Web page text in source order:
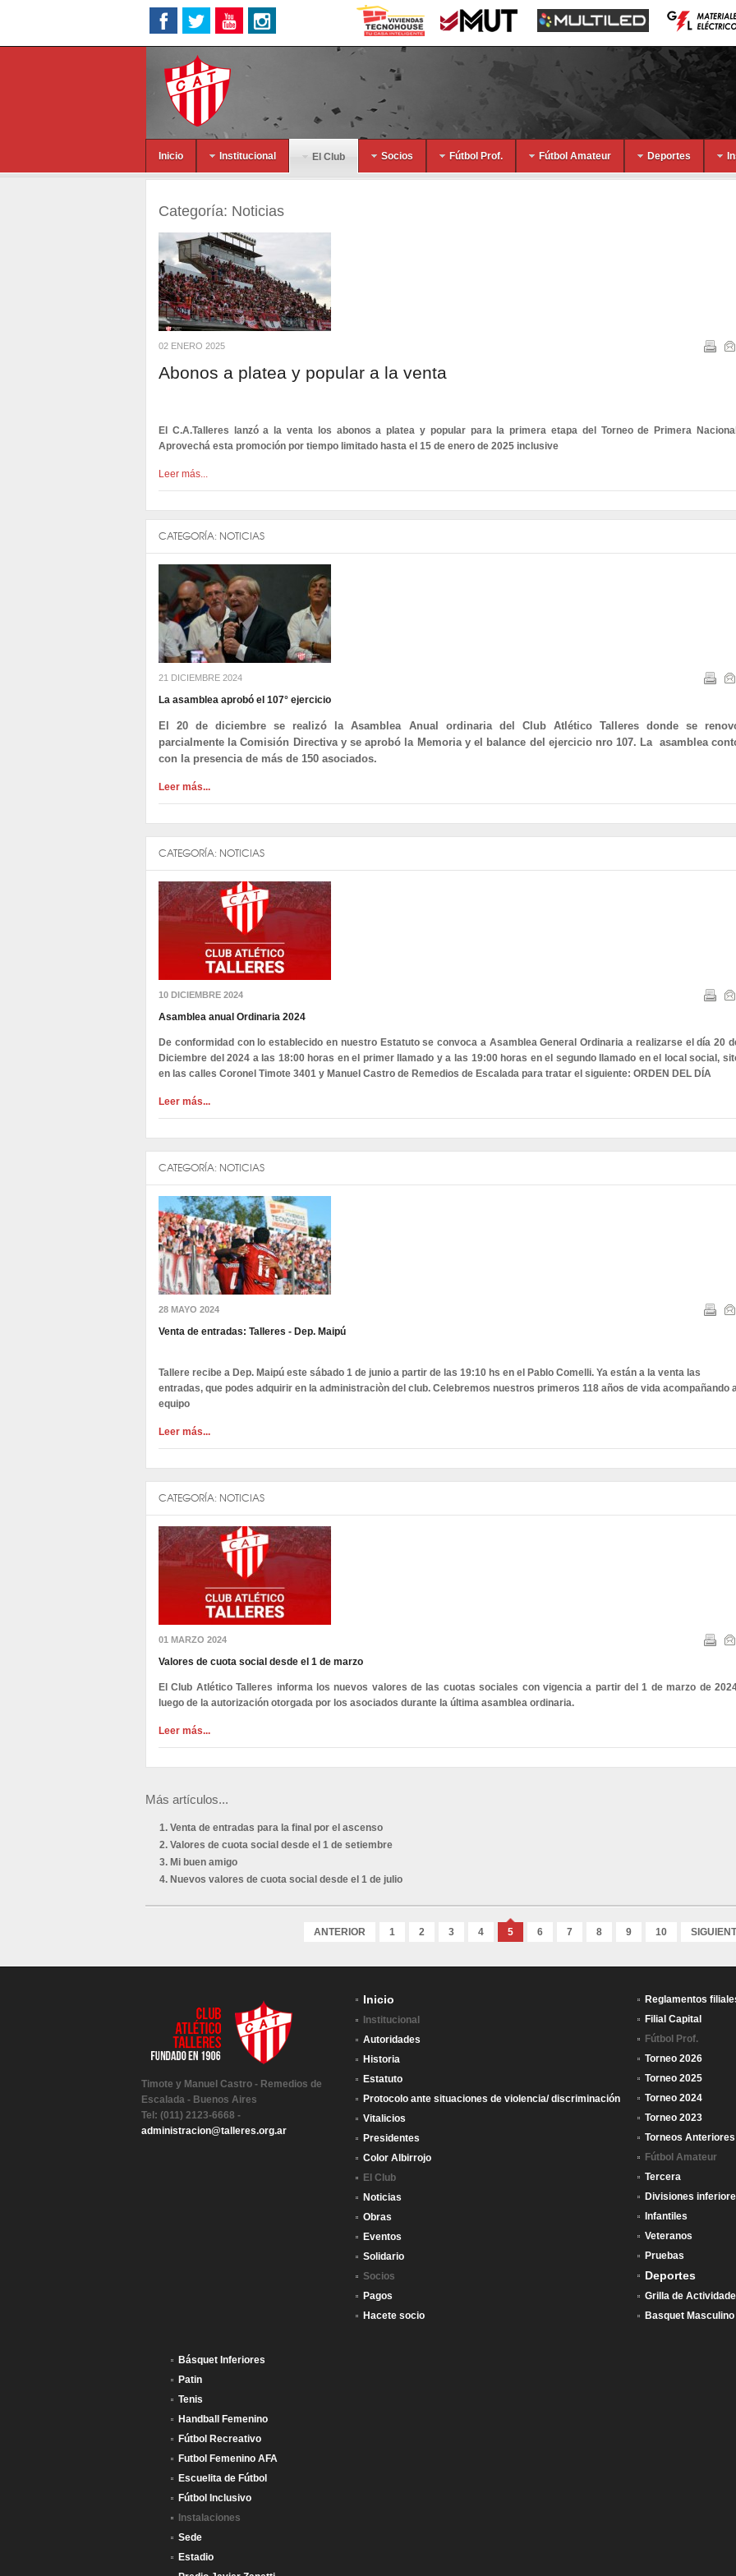
Inicio Institucional El Club Socios Fútbol Prof. Fútbol Amateur Deportes
Categoría: Noticias
02 ENERO 2025
Abonos a platea y popular a la venta
El C.A.Talleres lanzó a la venta los abonos a platea y popular para la primera etapa del Torneo de Primera
Aprovechá esta promoción por tiempo limitado hasta el 15 de enero de 2025 inclusive
Leer más...
CATEGORÍA: NOTICIAS
21 DICIEMBRE 2024
La asamblea aprobó el 107° ejercicio
El 20 de diciembre se realizó la Asamblea Anual ordinaria del Club Atlético Talleres donde se
parcialmente la Comisión Directiva y se aprobó la Memoria y el balance del ejercicio nro 107. La asamblea
con la presencia de más de 150 asociados.
Leer más...
CATEGORÍA: NOTICIAS
10 DICIEMBRE 2024
Asamblea anual Ordinaria 2024
De conformidad con lo establecido en nuestro Estatuto se convoca a Asamblea General Ordinaria a realizarse el día 20
Diciembre del 2024 a las 18:00 horas en el primer llamado y a las 19:00 horas en el segundo llamado en el local social,
en las calles Coronel Timote 3401 y Manuel Castro de Remedios de Escalada para tratar el siguiente: ORDEN DEL DÍA
Leer más...
CATEGORÍA: NOTICIAS
28 MAYO 2024
Venta de entradas: Talleres - Dep. Maipú
Tallere recibe a Dep. Maipú este sábado 1 de junio a partir de las 19:10 hs en el Pablo Comelli. Ya están a la venta las
entradas, que podes adquirir en la administraciòn del club. Celebremos nuestros primeros 118 años de vida acompañando
equipo
Leer más...
CATEGORÍA: NOTICIAS
01 MARZO 2024
Valores de cuota social desde el 1 de marzo
El Club Atlético Talleres informa los nuevos valores de las cuotas sociales con vigencia a partir del 1 de marzo de
luego de la autorización otorgada por los asociados durante la última asamblea ordinaria.
Leer más...
Más artículos...
Venta de entradas para la final por el ascenso
Valores de cuota social desde el 1 de setiembre
Mi buen amigo
Nuevos valores de cuota social desde el 1 de julio
ANTERIOR 1 2 3 4 5 6 7 8 9 10
Timote y Manuel Castro - Remedios de
Escalada - Buenos Aires
Tel: (011) 2123-6668 -
administracion@talleres.org.ar
Inicio
Institucional
Autoridades
Historia
Estatuto
Protocolo ante situaciones de violencia/ discriminación
Vitalicios
Presidentes
Color Albirrojo
El Club
Noticias
Obras
Eventos
Solidario
Socios
Pagos
Hacete socio
Reglamentos
Filial Capital
Fútbol Prof.
Torneo 2026
Torneo 2025
Torneo 2024
Torneo 2023
Torneos Anteriores
Fútbol Amateur
Tercera
Divisiones
Infantiles
Veteranos
Pruebas
Deportes
Grilla de
Basquet Masculino
Básquet Inferiores
Patin
Tenis
Handball Femenino
Fútbol Recreativo
Futbol Femenino AFA
Escuelita de Fútbol
Fútbol Inclusivo
Instalaciones
Sede
Estadio